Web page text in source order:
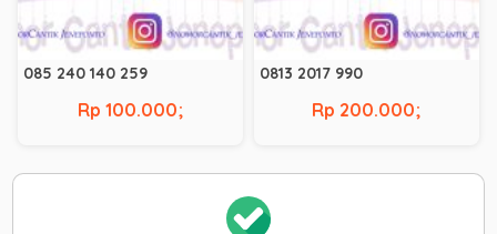
085 240 140 259
Rp 100.000;
0813 2017 990
Rp 200.000;